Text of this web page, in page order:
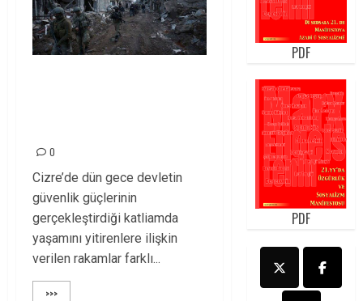
0
Cizre’de dün gece devletin
güvenlik güçlerinin
gerçekleştirdiği katliamda
yaşamını yitirenlere ilişkin
verilen rakamlar farklı...
>>>
PDF
PDF